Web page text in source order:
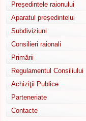
Președintele raionului
Aparatul președintelui
Subdiviziuni
Consilieri raionali
Primării
Regulamentul Consiliului
Achiziţii Publice
Parteneriate
Contacte